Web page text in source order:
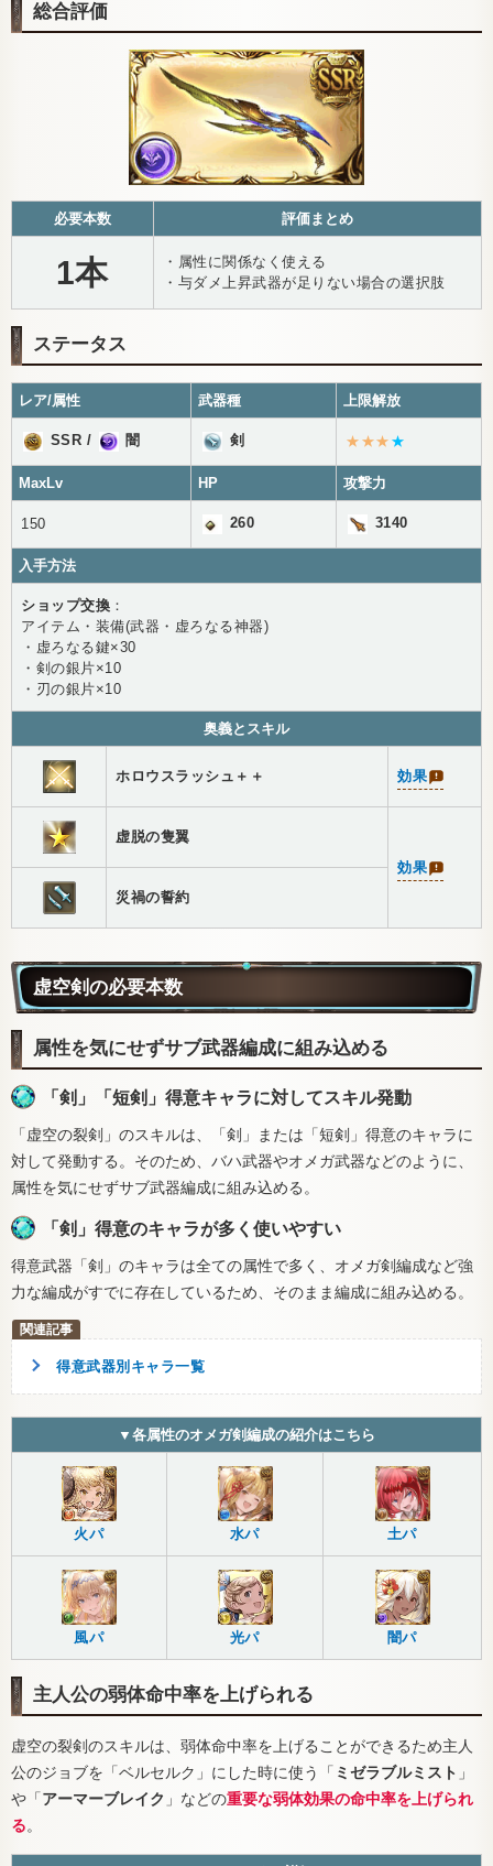
総合評価
必要本数 評価まとめ
1本
・属性に関係なく使える
・与ダメ上昇武器が足りない場合の選択肢
ステータス
レア/属性 武器種 上限解放
SSR / 闇 剣 ★★★ ★
MaxLv HP 攻撃力
150 260 3140
入手方法
ショップ交換 ：
アイテム・装備(武器・虚ろなる神器)
・虚ろなる鍵×30
・剣の銀片×10
・刃の銀片×10
奥義とスキル
ホロウスラッシュ＋＋ 効果
虚脱の隻翼
効果
災禍の誓約
虚空剣の必要本数
属性を気にせずサブ武器編成に組み込める
「剣」「短剣」得意キャラに対してスキル発動
「虚空の裂剣」のスキルは、「剣」または「短剣」得意のキャラに
対して発動する。そのため、バハ武器やオメガ武器などのように、
属性を気にせずサブ武器編成に組み込める。
「剣」得意のキャラが多く使いやすい
得意武器「剣」のキャラは全ての属性で多く、オメガ剣編成など強
力な編成がすでに存在しているため、そのまま編成に組み込める。
得意武器別キャラ一覧
▼各属性のオメガ剣編成の紹介はこちら
火パ 水パ 土パ
風パ 光パ 闇パ
主人公の弱体命中率を上げられる
虚空の裂剣のスキルは、弱体命中率を上げることができるため主人
公のジョブを「ベルセルク」にした時に使う「 ミゼラブルミスト 」
や「アーマーブレイク 」などの重要な弱体効果の命中率を上げられ
る。